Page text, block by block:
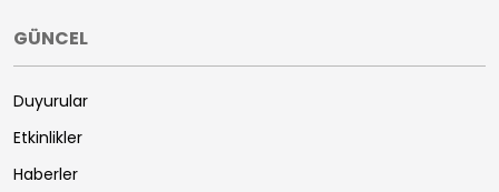
GÜNCEL
Duyurular
Etkinlikler
Haberler